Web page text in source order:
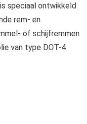
speciaal ontwikkeld
rem- en
of schijfremmen
van type DOT-4